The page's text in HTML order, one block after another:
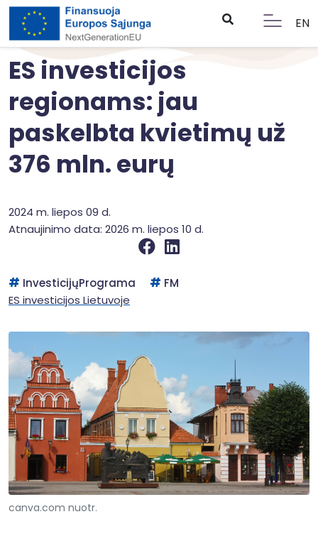
EN
ES investicijos
regionams: jau
paskelbta kvietimų už
376 mln. eurų
2024 m. liepos 09 d.
Atnaujinimo data: 2026 m. liepos 10 d.
InvesticijųPrograma
FM
ES investicijos Lietuvoje
canva.com nuotr.